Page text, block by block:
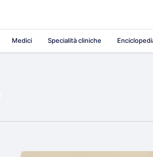
Medici Specialità cliniche